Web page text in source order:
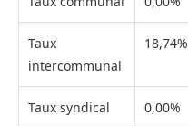
Taux
intercommunal
18,74%
Taux syndical 0,00%